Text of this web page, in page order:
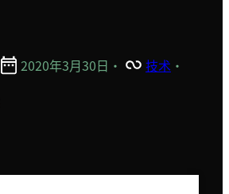
2020年3月30日 · 技术 ·